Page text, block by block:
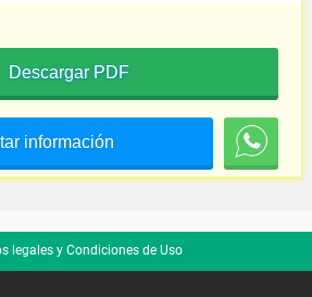
Descargar PDF
información
legales y Condiciones de Uso